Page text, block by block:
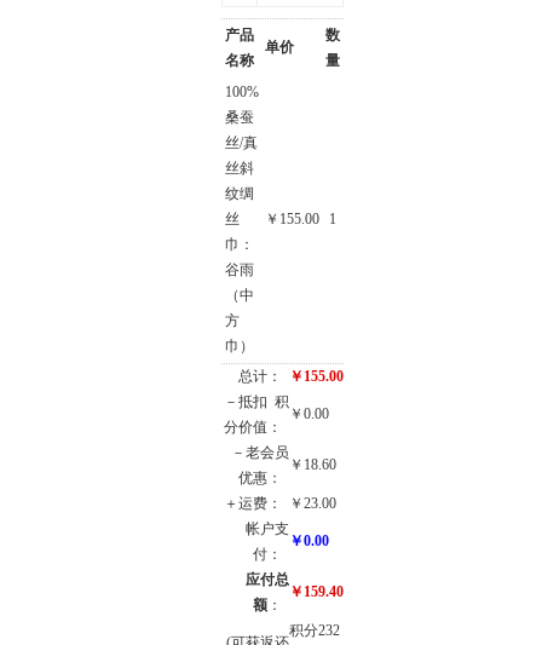
产品
名称
单价
数
量
100%
桑蚕
丝/真
丝斜
纹绸
丝
巾：
谷雨
（中
方
巾）
￥155.00 1
总计：
￥155.00
－抵扣 积
分价值：
￥0.00
－老会员
优惠：
￥18.60
＋运费：
￥23.00
帐户支
付：
￥0.00
应付总
额：
￥159.40
积分232